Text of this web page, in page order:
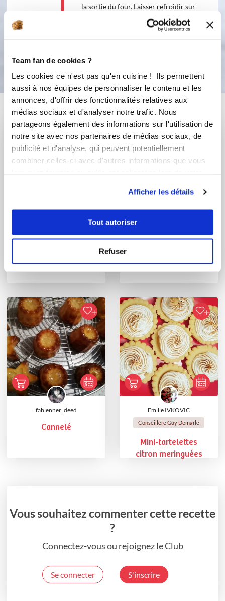
Team fan de cookies ?
Les cookies ce n'est pas qu'en cuisine ! Ils permettent
aussi à nos équipes de personnaliser le contenu et les
annonces, d'offrir des fonctionnalités relatives aux
médias sociaux et d'analyser notre trafic. Nous
partageons également des informations sur l'utilisation de
notre site avec nos partenaires de médias sociaux, de
publicité et d'analyse, qui peuvent potentiellement
combiner celles-ci avec d'autres informations que vous
Afficher les détails
Tout autoriser
Refuser
la sortie du four. Laisser refroidir sur
Bon appétit !
Vous aimerez aussi ...
martine_mecoli
la vergeoise
sylvie2911
fabienner_deed
Cannelé
Emilie IVKOVIC
Conseillère Guy Demarle
Mini-tartelettes
citron meringuées
Vous souhaitez commenter cette recette
?
Connectez-vous ou rejoignez le Club
Se connecter S'inscrire